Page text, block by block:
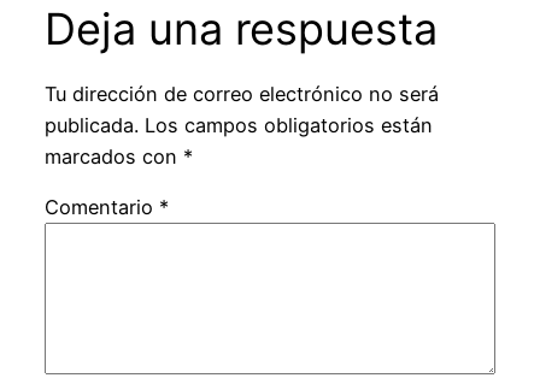
Deja una respuesta
Tu dirección de correo electrónico no será
publicada. Los campos obligatorios están
marcados con *
Comentario *